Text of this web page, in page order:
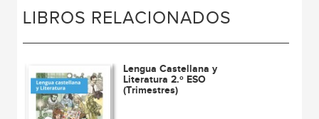
LIBROS RELACIONADOS
Lengua Castellana y
Literatura 2.º ESO
(Trimestres)